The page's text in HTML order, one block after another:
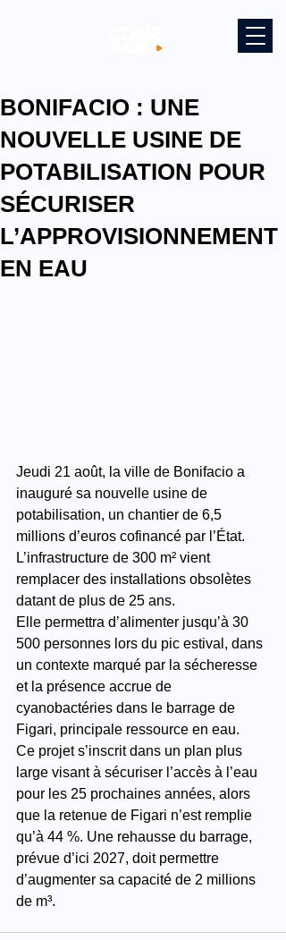
BONIFACIO : UNE
NOUVELLE USINE DE
POTABILISATION POUR
SÉCURISER
L’APPROVISIONNEMENT
EN EAU
Jeudi 21 août, la ville de Bonifacio a
inauguré sa nouvelle usine de
potabilisation, un chantier de 6,5
millions d’euros cofinancé par l’État.
L’infrastructure de 300 m² vient
remplacer des installations obsolètes
datant de plus de 25 ans.
Elle permettra d’alimenter jusqu’à 30
500 personnes lors du pic estival, dans
un contexte marqué par la sécheresse
et la présence accrue de
cyanobactéries dans le barrage de
Figari, principale ressource en eau.
Ce projet s’inscrit dans un plan plus
large visant à sécuriser l’accès à l’eau
pour les 25 prochaines années, alors
que la retenue de Figari n’est remplie
qu’à 44 %. Une rehausse du barrage,
prévue d’ici 2027, doit permettre
d’augmenter sa capacité de 2 millions
de m³.